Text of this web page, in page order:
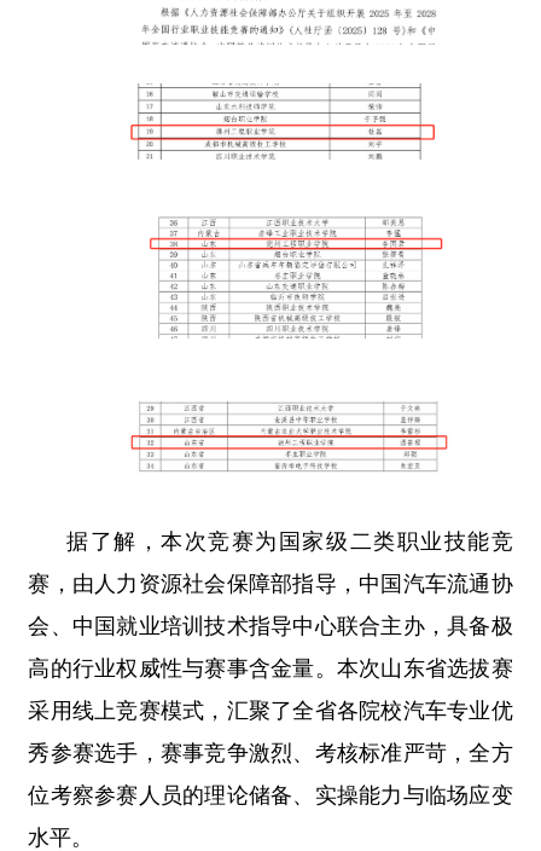
据了解，本次竞赛为国家级二类职业技能竞
赛，由人力资源社会保障部指导，中国汽车流通协
会、中国就业培训技术指导中心联合主办，具备极
高的行业权威性与赛事含金量。本次山东省选拔赛
采用线上竞赛模式，汇聚了全省各院校汽车专业优
秀参赛选手，赛事竞争激烈、考核标准严苛，全方
位考察参赛人员的理论储备、实操能力与临场应变
水平。